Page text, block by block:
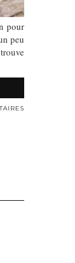
pour
peu